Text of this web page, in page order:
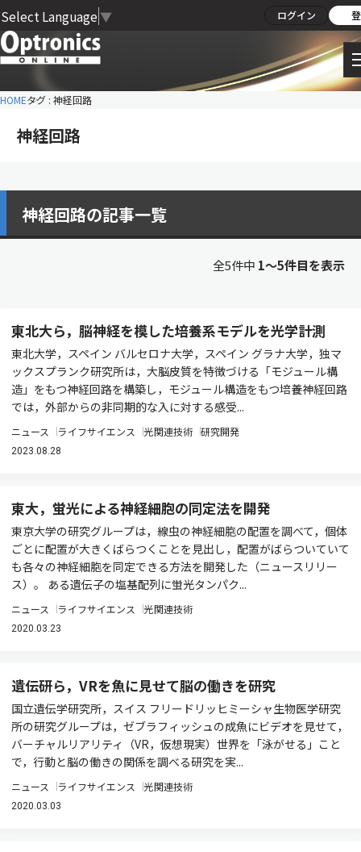
Select Language ▼ ログイン
HOMEタグ : 神経回路
神経回路
神経回路の記事一覧
全5件中 1〜5件目を表示
東北大ら，脳神経を模した培養系モデルを光学計測
東北大学，スペイン バルセロナ大学，スペイン グラナ大学，独マ
ックスプランク研究所は，大脳皮質を特徴づける「モジュール構
造」をもつ神経回路を構築し，モジュール構造をもつ培養神経回路
では，外部からの非同期的な入に対する感受...
ニュース ライフサイエンス 光関連技術 研究開発
2023.08.28
東大，蛍光による神経細胞の同定法を開発
東京大学の研究グループは，線虫の神経細胞の配置を調べて，個体
ごとに配置が大きくばらつくことを見出し，配置がばらついていて
も各々の神経細胞を同定できる方法を開発した（ニュースリリー
ス）。 ある遺伝子の塩基配列に蛍光タンパク...
ニュース ライフサイエンス 光関連技術
2020.03.23
遺伝研ら，VRを魚に見せて脳の働きを研究
国立遺伝学研究所，スイス フリードリッヒミーシャ生物医学研究
所の研究グループは，ゼブラフィッシュの成魚にビデオを見せて，
バーチャルリアリティ（VR，仮想現実）世界を「泳がせる」こと
で，行動と脳の働きの関係を調べる研究を実...
ニュース ライフサイエンス 光関連技術
2020.03.03